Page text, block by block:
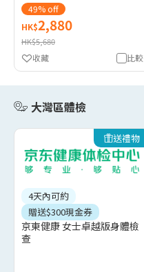
49% off
HK$2,880
HK$5,680
比較
收藏
大灣區體檢
送禮物
4天內可約
贈送$300現金券
京東健康 女士卓越版身體檢
查